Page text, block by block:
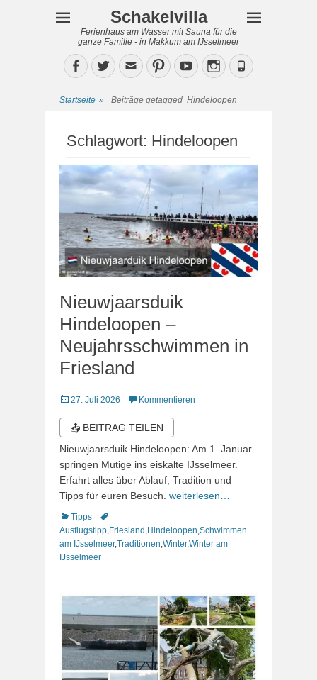
Schakelvilla
Ferienhaus am Wasser mit Sauna für die
ganze Familie - in Makkum am IJsselmeer
Facebook
TwitterEmailPinterestYouTubeInstagram
Phone
Startseite » Beiträge getagged Hindeloopen
Schlagwort: Hindeloopen
Nieuwjaarsduik
Hindeloopen –
Neujahrsschwimmen in
Friesland
Veröffentlicht
27. Juli 2026 Kommentieren
📤 BEITRAG TEILEN
Nieuwjaarsduik Hindeloopen: Am 1. Januar
springen Mutige ins eiskalte IJsselmeer.
Erfahrt alles über Ablauf, Tradition und
Tipps für euren Besuch. weiterlesen…
Kategorien
Tipps
Schlagworte
Ausflugstipp Friesland Hindeloopen Schwimmen
am IJsselmeer,Traditionen Winter,Winter am
IJsselmeer